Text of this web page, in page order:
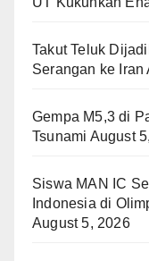
Takut Teluk
Serangan ke Iran
Gempa M5,3 di
Tsunami August
Siswa MAN IC
Indonesia di
August 5, 2026